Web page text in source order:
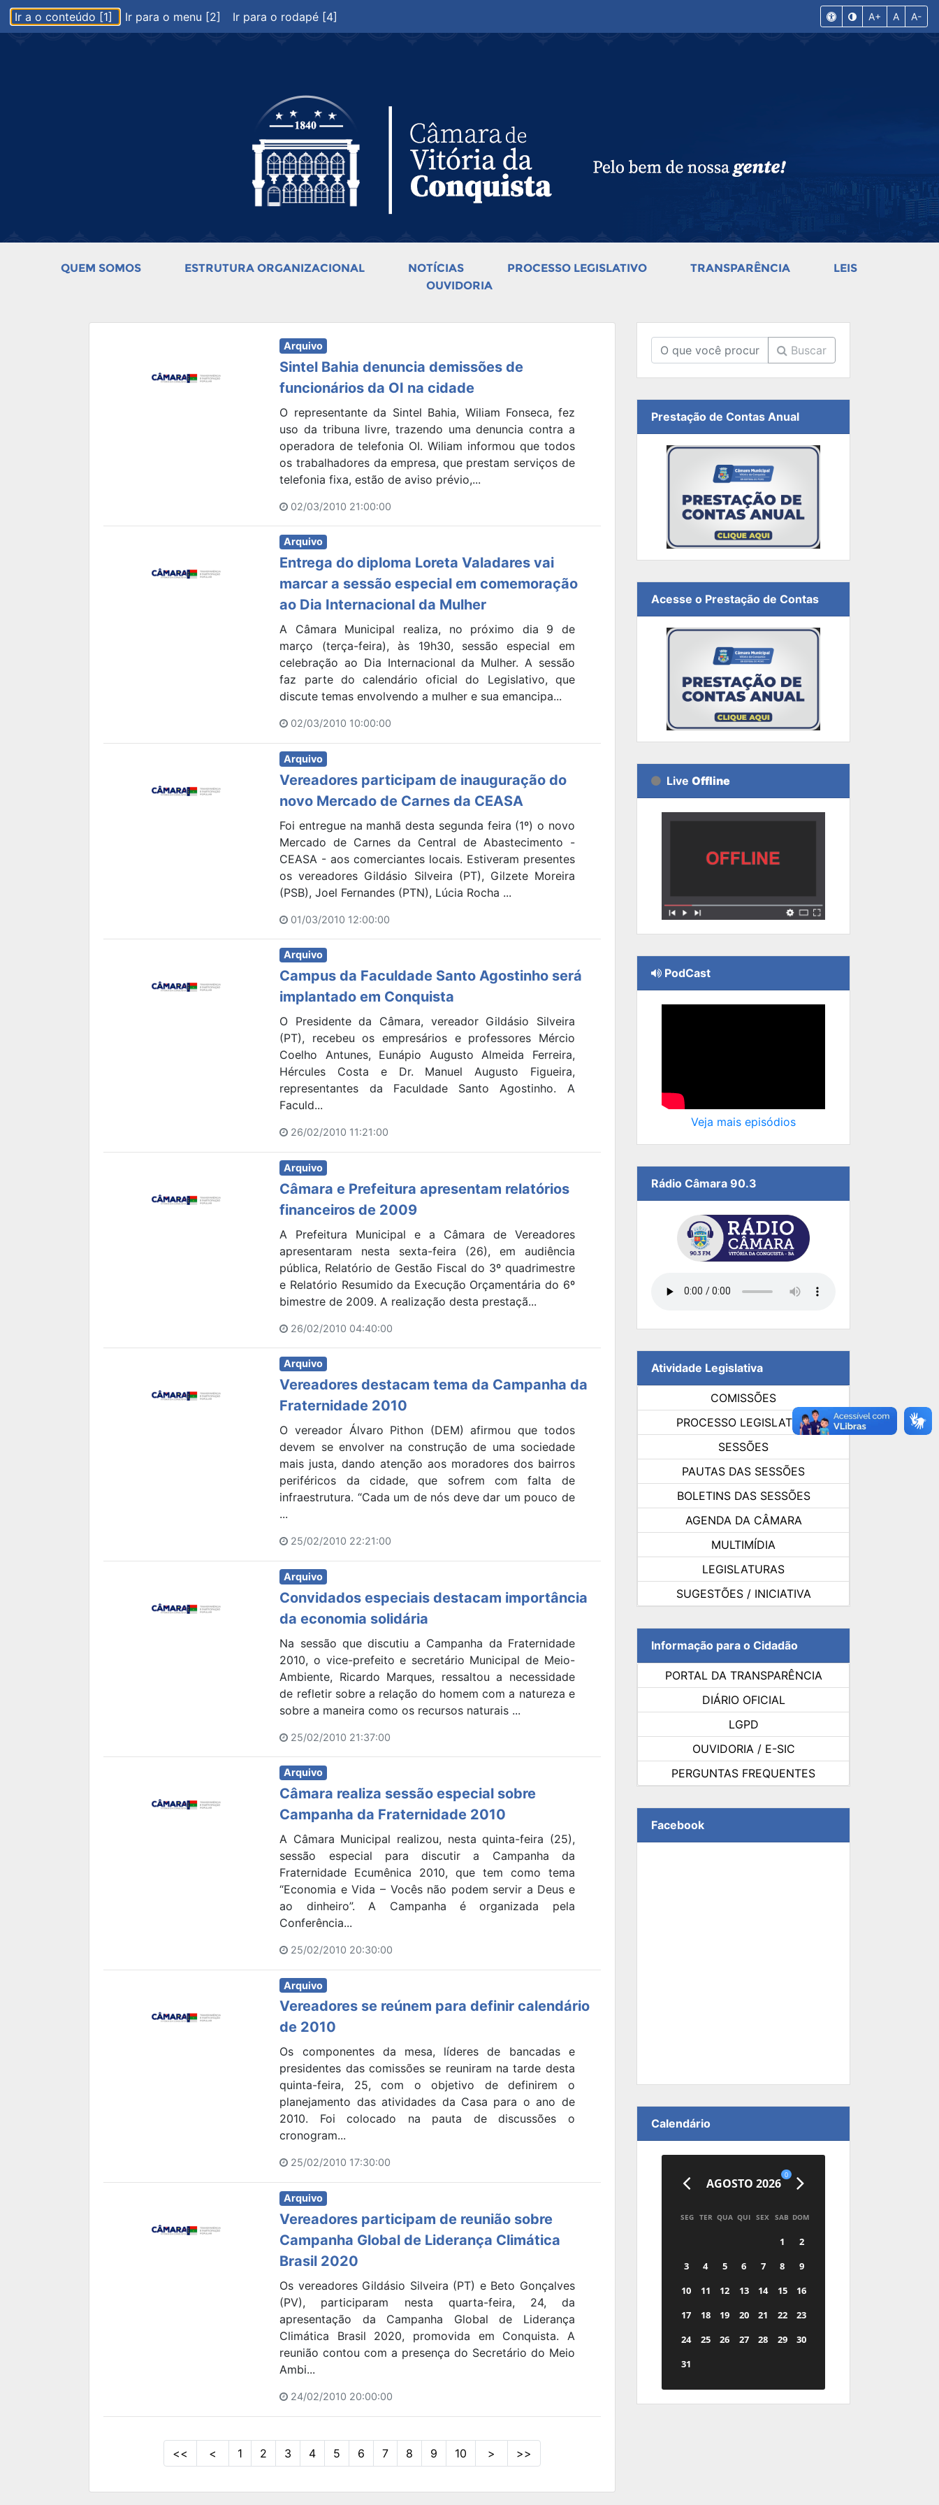
Ir a o conteúdo [1] Ir para o menu [2] Ir para o rodapé [4] A+ A A-
QUEM SOMOS ESTRUTURA ORGANIZACIONAL NOTÍCIAS PROCESSO LEGISLATIVO TRANSPARÊNCIA
LEIS
OUVIDORIA
Arquivo
Sintel Bahia denuncia demissões de
funcionários da OI na cidade
O representante da Sintel Bahia, Wiliam Fonseca, fez
uso da tribuna livre, trazendo uma denuncia contra a
operadora de telefonia OI. Wiliam informou que todos
os trabalhadores da empresa, que prestam serviços de
telefonia fixa, estão de aviso prévio,...
02/03/2010 21:00:00
Arquivo
Entrega do diploma Loreta Valadares vai
marcar a sessão especial em comemoração
ao Dia Internacional da Mulher
A Câmara Municipal realiza, no próximo dia 9 de
março (terça-feira), às 19h30, sessão especial em
celebração ao Dia Internacional da Mulher. A sessão
faz parte do calendário oficial do Legislativo, que
discute temas envolvendo a mulher e sua emancipa...
02/03/2010 10:00:00
Arquivo
Vereadores participam de inauguração do
novo Mercado de Carnes da CEASA
Foi entregue na manhã desta segunda feira (1º) o novo
Mercado de Carnes da Central de Abastecimento -
CEASA - aos comerciantes locais. Estiveram presentes
os vereadores Gildásio Silveira (PT), Gilzete Moreira
(PSB), Joel Fernandes (PTN), Lúcia Rocha ...
01/03/2010 12:00:00
Arquivo
Campus da Faculdade Santo Agostinho será
implantado em Conquista
O Presidente da Câmara, vereador Gildásio Silveira
(PT), recebeu os empresários e professores Mércio
Coelho Antunes, Eunápio Augusto Almeida Ferreira,
Hércules Costa e Dr. Manuel Augusto Figueira,
representantes da Faculdade Santo Agostinho. A
Faculd...
26/02/2010 11:21:00
Arquivo
Câmara e Prefeitura apresentam relatórios
financeiros de 2009
A Prefeitura Municipal e a Câmara de Vereadores
apresentaram nesta sexta-feira (26), em audiência
pública, Relatório de Gestão Fiscal do 3º quadrimestre
e Relatório Resumido da Execução Orçamentária do 6º
bimestre de 2009. A realização desta prestaçã...
26/02/2010 04:40:00
Arquivo
Vereadores destacam tema da Campanha da
Fraternidade 2010
O vereador Álvaro Pithon (DEM) afirmou que todos
devem se envolver na construção de uma sociedade
mais justa, dando atenção aos moradores dos bairros
periféricos da cidade, que sofrem com falta de
infraestrutura. “Cada um de nós deve dar um pouco de
...
25/02/2010 22:21:00
Arquivo
Convidados especiais destacam importância
da economia solidária
Na sessão que discutiu a Campanha da Fraternidade
2010, o vice-prefeito e secretário Municipal de Meio-
Ambiente, Ricardo Marques, ressaltou a necessidade
de refletir sobre a relação do homem com a natureza e
sobre a maneira como os recursos naturais ...
25/02/2010 21:37:00
Arquivo
Câmara realiza sessão especial sobre
Campanha da Fraternidade 2010
A Câmara Municipal realizou, nesta quinta-feira (25),
sessão especial para discutir a Campanha da
Fraternidade Ecumênica 2010, que tem como tema
“Economia e Vida – Vocês não podem servir a Deus e
ao dinheiro”. A Campanha é organizada pela
Conferência...
25/02/2010 20:30:00
Arquivo
Vereadores se reúnem para definir calendário
de 2010
Os componentes da mesa, líderes de bancadas e
presidentes das comissões se reuniram na tarde desta
quinta-feira, 25, com o objetivo de definirem o
planejamento das atividades da Casa para o ano de
2010. Foi colocado na pauta de discussões o
cronogram...
25/02/2010 17:30:00
Arquivo
Vereadores participam de reunião sobre
Campanha Global de Liderança Climática
Brasil 2020
Os vereadores Gildásio Silveira (PT) e Beto Gonçalves
(PV), participaram nesta quarta-feira, 24, da
apresentação da Campanha Global de Liderança
Climática Brasil 2020, promovida em Conquista. A
reunião contou com a presença do Secretário do Meio
Ambi...
24/02/2010 20:00:00
<< < 1 2 3 4 5 6 7 8 9 10 > >>
Buscar
Prestação de Contas Anual
Acesse o Prestação de Contas
Live Offline
PodCast
Veja mais episódios
Rádio Câmara 90.3
Atividade Legislativa
COMISSÕES
PROCESSO LEGISLATIVO
SESSÕES
PAUTAS DAS SESSÕES
BOLETINS DAS SESSÕES
AGENDA DA CÂMARA
MULTIMÍDIA
LEGISLATURAS
SUGESTÕES / INICIATIVA
Informação para o Cidadão
PORTAL DA TRANSPARÊNCIA
DIÁRIO OFICIAL
LGPD
OUVIDORIA / E-SIC
PERGUNTAS FREQUENTES
Facebook
Calendário
AGOSTO 2026
0
SEG TER QUA QUI SEX SAB DOM
1
2
3
4 5 6 7 8
9
10
11 12 13 14 15
16
17
18 19 20 21 22
23
24
25 26 27 28 29
30
31